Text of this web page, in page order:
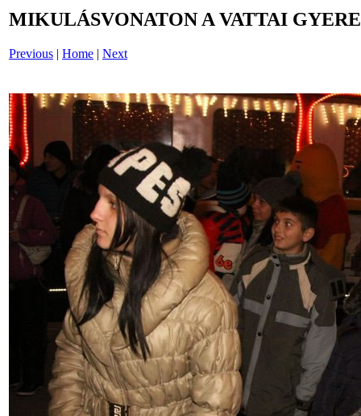
MIKULÁSVONATON A VATTAI
Previous | Home | Next